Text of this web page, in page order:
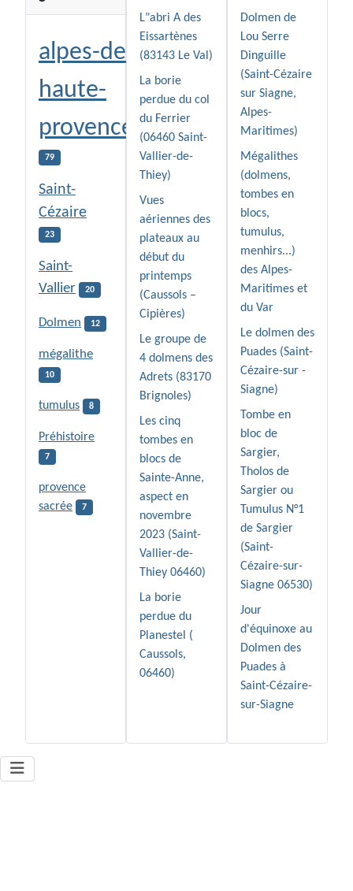
alpes-de-
haute-
provence
79
Saint-
Cézaire
23
Saint-
Vallier
20
Dolmen 12
mégalithe
10
tumulus 8
Préhistoire
7
provence
sacrée
7
L"abri A des
Eissartènes
(83143 Le Val)
La borie
perdue du col
du Ferrier
(06460 Saint-
Vallier-de-
Thiey)
Vues
aériennes des
plateaux au
début du
printemps
(Caussols –
Cipières)
Le groupe de
4 dolmens des
Adrets (83170
Brignoles)
Les cinq
tombes en
blocs de
Sainte-Anne,
aspect en
novembre
2023 (Saint-
Vallier-de-
Thiey 06460)
La borie
perdue du
Planestel (
Caussols,
06460)
Dolmen de
Lou Serre
Dinguille
(Saint-Cézaire
sur Siagne,
Alpes-
Maritimes)
Mégalithes
(dolmens,
tombes en
blocs,
tumulus,
menhirs...)
des Alpes-
Maritimes et
du Var
Le dolmen des
Puades (Saint-
Cézaire-sur -
Siagne)
Tombe en
bloc de
Sargier,
Tholos de
Sargier ou
Tumulus N°1
de Sargier
(Saint-
Cézaire-sur-
Siagne 06530)
Jour
d'équinoxe au
Dolmen des
Puades à
Saint-Cézaire-
sur-Siagne